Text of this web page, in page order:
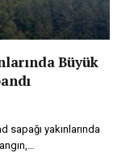
Büyük
sapağı yakınlarında